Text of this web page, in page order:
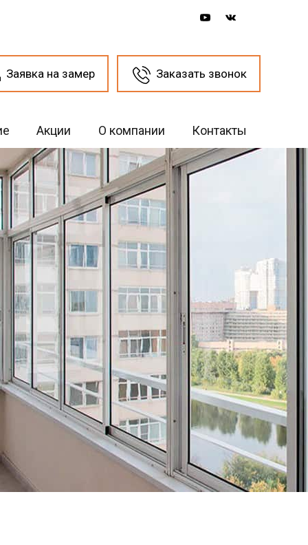
Заявка на замер Заказать звонок
Акции О компании Контакты